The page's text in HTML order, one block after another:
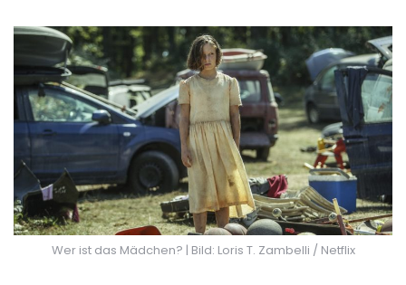
Wer ist das Mädchen? | Bild: Loris T. Zambelli / Netflix